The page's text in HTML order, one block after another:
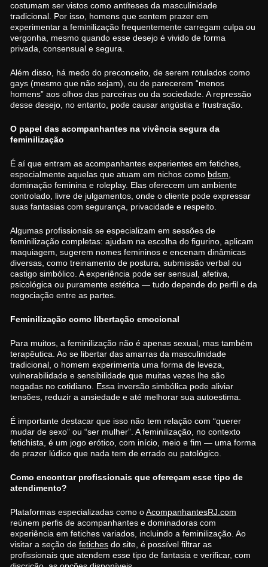
costumam ser vistos como antíteses da masculinidade
tradicional. Por isso, homens que sentem prazer em
experimentar a feminilização frequentemente carregam culpa ou
vergonha, mesmo quando esse desejo é vivido de forma
privada, consensual e segura.
Além disso, há medo do preconceito, de serem rotulados como
gays (mesmo que não sejam), ou de parecerem “menos
homens” aos olhos das parceiras ou da sociedade. A repressão
desse desejo, no entanto, pode causar angústia e frustração.
O papel das acompanhantes na vivência segura da
feminilização
É aí que entram as acompanhantes experientes em fetiches,
especialmente aquelas que atuam em nichos como bdsm
dominação feminina e roleplay. Elas oferecem um ambiente
controlado, livre de julgamentos, onde o cliente pode expressar
suas fantasias com segurança, privacidade e respeito.
Algumas profissionais se especializam em sessões de
feminilização completas: ajudam na escolha do figurino, aplicam
maquiagem, sugerem nomes femininos e encenam dinâmicas
diversas, como treinamento de postura, submissão verbal ou
castigo simbólico. A experiência pode ser sensual, afetiva,
psicológica ou puramente estética — tudo depende do perfil e da
negociação entre as partes.
Feminilização como libertação emocional
Para muitos, a feminilização não é apenas sexual, mas também
terapêutica. Ao se libertar das amarras da masculinidade
tradicional, o homem experimenta uma forma de leveza,
vulnerabilidade e sensibilidade que muitas vezes lhe são
negadas no cotidiano. Essa inversão simbólica pode aliviar
tensões, reduzir a ansiedade e até melhorar sua autoestima.
É importante destacar que isso não tem relação com “querer
mudar de sexo” ou “ser mulher”. A feminilização, no contexto
fetichista, é um jogo erótico, com início, meio e fim — uma forma
de prazer lúdico que nada tem de errado ou patológico.
Como encontrar profissionais que ofereçam esse tipo de
atendimento?
Plataformas especializadas como oAcompanhantesRJ.com
reúnem perfis de acompanhantes e dominadoras com
experiência em fetiches variados, incluindo a feminilização. Ao
visitar a seção de fetiches do site, é possível filtrar as
profissionais que atendem esse tipo de fantasia e verificar, com